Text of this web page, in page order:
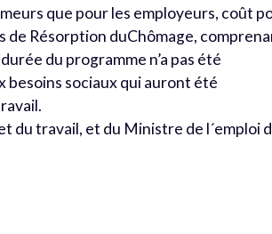
que pour les employeurs, coût
de Résorption duChômage,
du programme n’a pas été
besoins sociaux qui auront été
du travail, et du Ministre de l´emploi